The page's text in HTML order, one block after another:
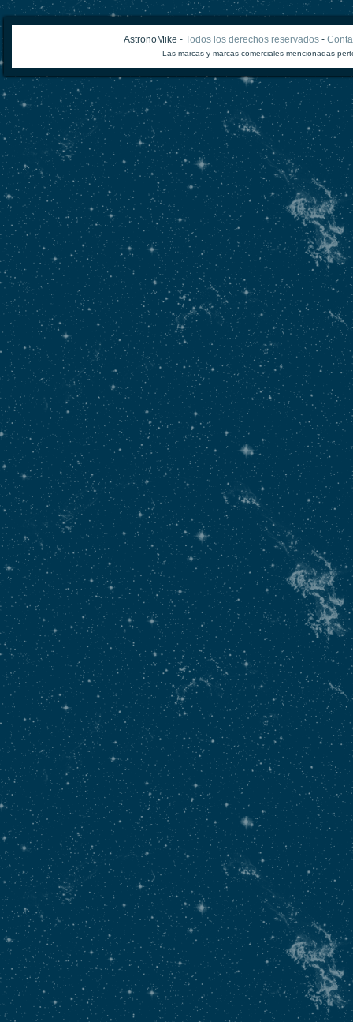
AstronoMike - Todos los derechos reservados-
Las marcas y marcas comerciales mencionadas